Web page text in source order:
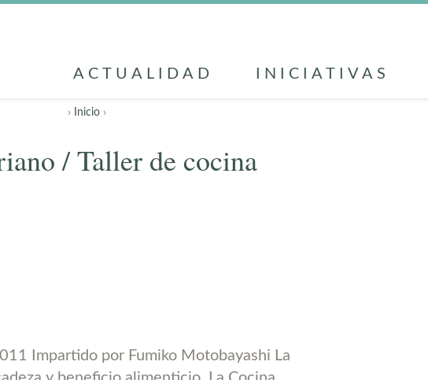
INICIATIVAS
ACTUALIDAD
› Inicio ›
/ Taller de cocina
Impartido por Fumiko Motobayashi La